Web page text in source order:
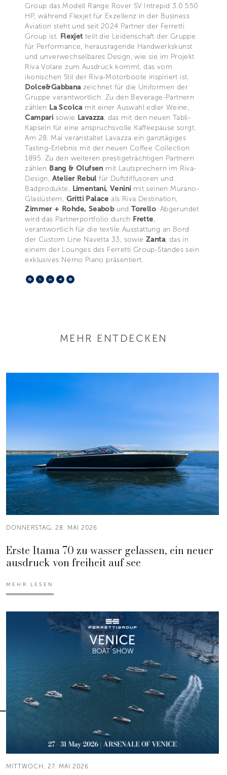
Group das Modell Range Rover SV Intrepid 3.0 550
HP, während Flexjet für Exzellenz in der Business
Aviation steht und seit 2024 Partner der Ferretti
Group ist. Flexjet teilt die Leidenschaft der Gruppe
für Performance, herausragende Handwerkskunst
und unverwechselbares Design, wie sie im Projekt
Riva Volare zum Ausdruck kommt, das vom
ikonischen Stil der Riva-Motorboote inspiriert ist.
Dolce&Gabbana zeichnet für die Uniformen der
Gruppe verantwortlich. Zu den Beverage-Partnern
zählen La Scolca mit einer Auswahl edler Weine,
Campari sowie Lavazza, das mit den neuen Tablì-
Kapseln für eine anspruchsvolle Kaffeepause sorgt.
Am 28. Mai veranstaltet Lavazza ein ganztägiges
Tasting-Erlebnis mit der neuen Coffee Collection
1895. Zu den weiteren prestigeträchtigen Partnern
zählen Bang & Olufsen mit Lautsprechern im Riva-
Design, Atelier Rebulfür Duftdiffusoren und
Badprodukte, Limentani, Venini mit seinen Murano-
Glaslüstern, Gritti Palace als Riva Destination,
Zimmer + Rohde, Seabob undTorello. Abgerundet
wird das Partnerportfolio durch Frette,
verantwortlich für die textile Ausstattung an Bord
der Custom Line Navetta 33, sowie Zanta, das in
einem der Lounges des Ferretti Group-Standes sein
exklusives Nemo Piano präsentiert.
Facebook
X LinkedIn
Telegram
MEHR ENTDECKEN
DONNERSTAG, 28. MAI 2026
Erste Itama 70 zu wasser gelassen, ein neuer
ausdruck von freiheit auf see
MEHR LESEN
MITTWOCH, 27. MAI 2026